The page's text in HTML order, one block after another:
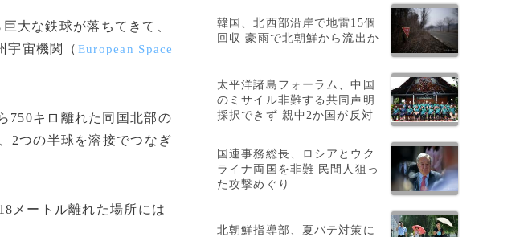
大な鉄球が落ちてきて、
宇宙機関（ European Space
750キロ離れた同国北部の
2つの半球を溶接でつなぎ
メートル離れた場所には
韓国、北西部沿岸で地雷15個
回収 豪雨で北朝鮮から流出か
太平洋諸島フォーラム、中国
のミサイル非難する共同声明
採択できず 親中2か国が反対
国連事務総長、ロシアとウク
ライナ両国を非難 民間人狙っ
た攻撃めぐり
北朝鮮指導部、夏バテ対策に